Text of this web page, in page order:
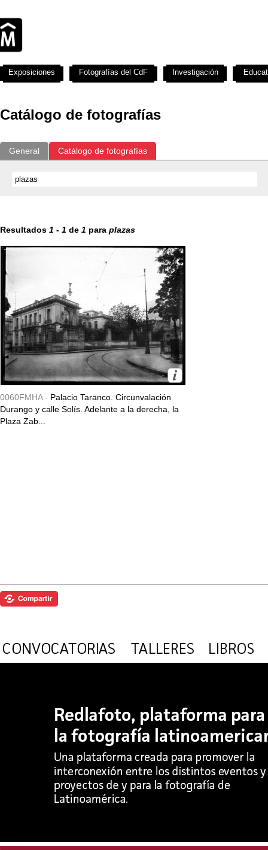
Catálogo de fotografías
General Catálogo de fotografías
Resultados 1 - 1 de 1 para plazas
0060FMHA - Palacio Taranco. Circunvalación
Durango y calle Solís. Adelante a la derecha, la
Plaza Zab...
Exposiciones Fotografías del CdF Investigación